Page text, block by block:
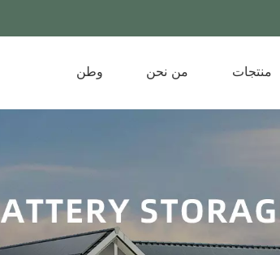
وطن من نحن منتجات